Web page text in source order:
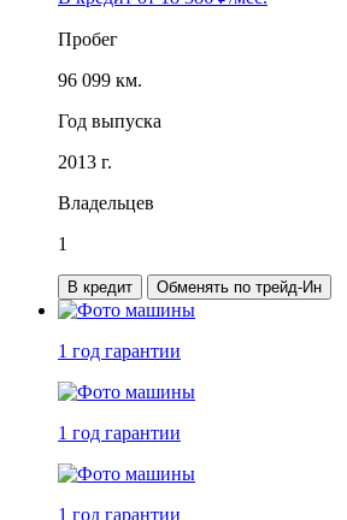
Пробег
96 099 км.
Год выпуска
2013 г.
Владельцев
1
В кредит Обменять по трейд-Ин
1 год гарантии
1 год гарантии
1 год гарантии